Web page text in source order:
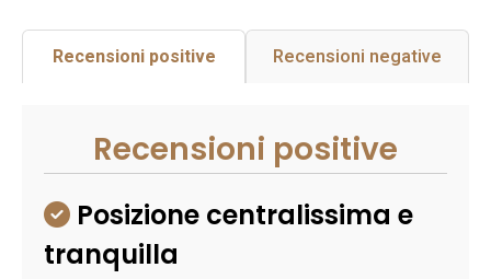
Recensioni positive Recensioni negative
Recensioni positive
Posizione centralissima e
tranquilla